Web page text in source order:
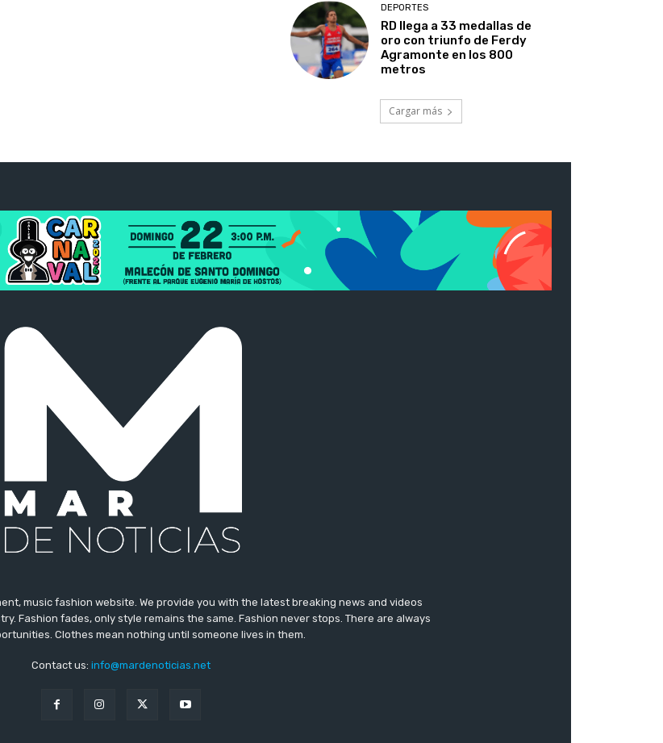
DEPORTES
RD llega a 33 medallas de
oro con triunfo de Ferdy
Agramonte en los 800
metros
Cargar más
music fashion website. We provide you with the latest breaking news and videos
Fashion fades, only style remains the same. Fashion never stops. There are always
Clothes mean nothing until someone lives in them.
Contact us: info@mardenoticias.net